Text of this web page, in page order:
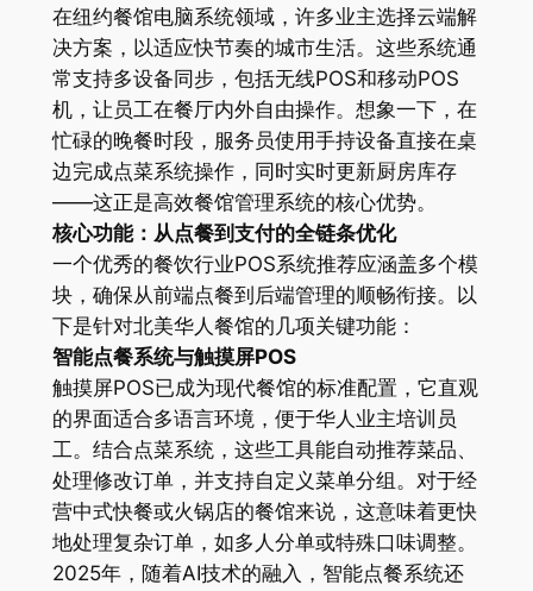
在纽约餐馆电脑系统领域，许多业主选择云端解
决方案，以适应快节奏的城市生活。这些系统通
常支持多设备同步，包括无线POS和移动POS
机，让员工在餐厅内外自由操作。想象一下，在
忙碌的晚餐时段，服务员使用手持设备直接在桌
边完成点菜系统操作，同时实时更新厨房库存
——这正是高效餐馆管理系统的核心优势。
核心功能：从点餐到支付的全链条优化
一个优秀的餐饮行业POS系统推荐应涵盖多个模
块，确保从前端点餐到后端管理的顺畅衔接。以
下是针对北美华人餐馆的几项关键功能：
智能点餐系统与触摸屏POS
触摸屏POS已成为现代餐馆的标准配置，它直观
的界面适合多语言环境，便于华人业主培训员
工。结合点菜系统，这些工具能自动推荐菜品、
处理修改订单，并支持自定义菜单分组。对于经
营中式快餐或火锅店的餐馆来说，这意味着更快
地处理复杂订单，如多人分单或特殊口味调整。
2025年，随着AI技术的融入，智能点餐系统还